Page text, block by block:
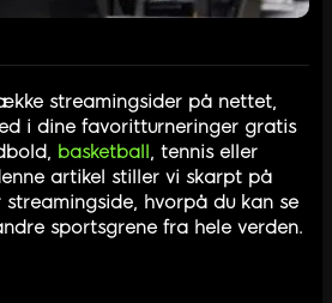
streamingsider på nettet,
i dine favoritturneringer gratis
basketball, tennis eller
artikel stiller vi skarpt på
hvorpå du kan se
sportsgrene fra hele verden.